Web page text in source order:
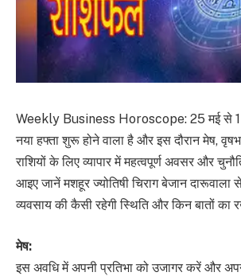
Weekly Business Horoscope: 25 मई से
नया हफ्ता शुरू होने वाला है और इस दौरान मेष,
राशियों के लिए व्यापार में महत्वपूर्ण अवसर और
आइए जानें मशहूर ज्योतिषी चिराग बेजान
व्यवसाय की कैसी रहेगी स्थिति और किन बातों का
मेष:
इस अवधि में अपनी प्रतिभा को उजागर करें और